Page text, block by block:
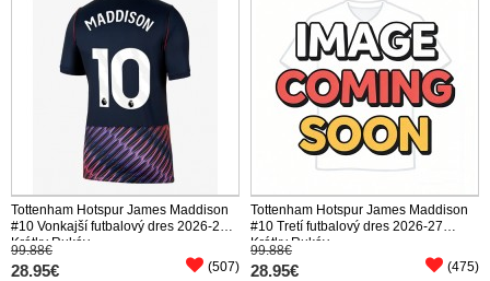
Tottenham Hotspur James Maddison
#10 Vonkajší futbalový dres 2026-27
Krátky Rukáv
99.88€
28.95€ (507)
Tottenham Hotspur James Maddison
#10 Tretí futbalový dres 2026-27
Krátky Rukáv
99.88€
28.95€ (475)